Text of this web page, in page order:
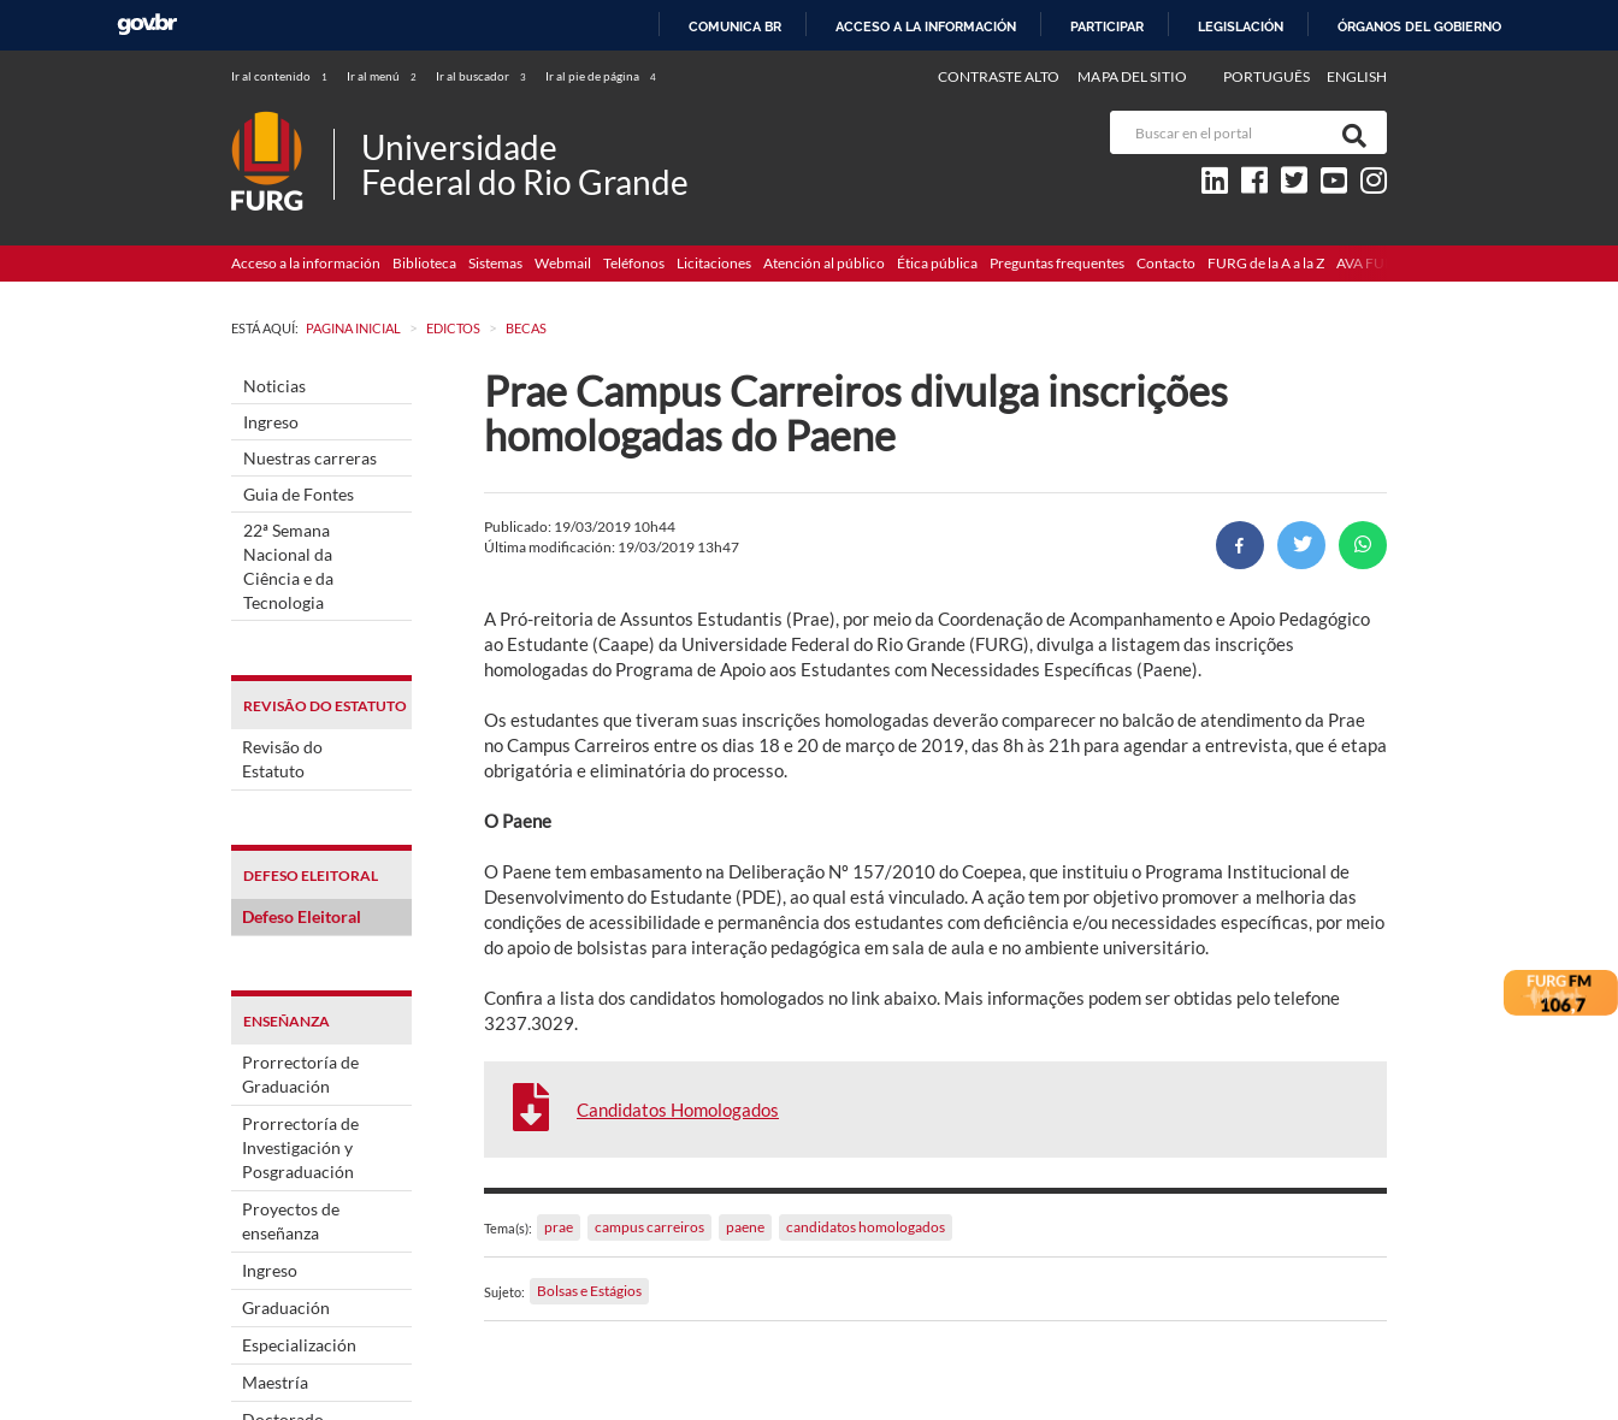
COMUNICA BR ACCESO A LA INFORMACIÓN PARTICIPAR LEGISLACIÓN ÓRGANOS DEL GOBIERNO
Ir al contenido 1 Ir al menú 2 Ir al buscador 3 Ir al pie de página 4 PORTUGUÊS ENGLISH
CONTRASTE ALTO MAPA DEL SITIO
Universidade
Federal do Rio Grande
Acceso a la información Biblioteca Sistemas Webmail Teléfonos Licitaciones Atención al público Ética pública Preguntas frequentes Contacto FURG de la A a la Z AVA FURG
ESTÁ AQUÍ: PAGINA INICIAL > EDICTOS > BECAS
Noticias
Ingreso
Nuestras carreras
Guia de Fontes
22ª Semana
Nacional da
Ciência e da
Tecnologia
REVISÃO DO ESTATUTO
Revisão do
Estatuto
DEFESO ELEITORAL
Defeso Eleitoral
ENSEÑANZA
Prorrectoría de
Graduación
Prorrectoría de
Investigación y
Posgraduación
Proyectos de
enseñanza
Ingreso
Graduación
Especialización
Maestría
Prae Campus Carreiros divulga inscrições
homologadas do Paene
Publicado: 19/03/2019 10h44
Última modificación: 19/03/2019 13h47
A Pró-reitoria de Assuntos Estudantis (Prae), por meio da Coordenação de Acompanhamento e Apoio Pedagógico
ao Estudante (Caape) da Universidade Federal do Rio Grande (FURG), divulga a listagem das inscrições
homologadas do Programa de Apoio aos Estudantes com Necessidades Específicas (Paene).
Os estudantes que tiveram suas inscrições homologadas deverão comparecer no balcão de atendimento da Prae
no Campus Carreiros entre os dias 18 e 20 de março de 2019, das 8h às 21h para agendar a entrevista, que é etapa
obrigatória e eliminatória do processo.
O Paene
O Paene tem embasamento na Deliberação Nº 157/2010 do Coepea, que instituiu o Programa Institucional de
Desenvolvimento do Estudante (PDE), ao qual está vinculado. A ação tem por objetivo promover a melhoria das
condições de acessibilidade e permanência dos estudantes com deficiência e/ou necessidades específicas, por meio
do apoio de bolsistas para interação pedagógica em sala de aula e no ambiente universitário.
Confira a lista dos candidatos homologados no link abaixo. Mais informações podem ser obtidas pelo telefone
3237.3029.
Candidatos Homologados
Tema(s): prae campus carreiros paene candidatos homologados
Sujeto: Bolsas e Estágios